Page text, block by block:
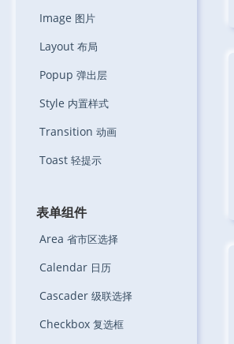
Image 图片
Layout 布局
Popup 弹出层
Style 内置样式
Transition 动画
Toast 轻提示
表单组件
Area 省市区选择
Calendar 日历
Cascader 级联选择
Checkbox 复选框